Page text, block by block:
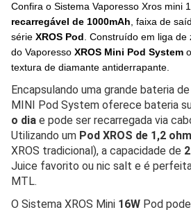
Confira o Sistema Vaporesso Xros mini
recarregável de 1000mAh , faixa de
série XROS Pod . Construído em liga
do Vaporesso XROS Mini Pod System
textura de diamante antiderrapante.
Encapsulando uma grande bateria de
MINI Pod System oferece bateria
o dia e pode ser recarregada via
Utilizando um Pod XROS de 1,2 ohm
XROS tradicional), a capacidade de
Juice favorito ou nic salt e é
MTL.
O Sistema XROS Mini 16W Pod